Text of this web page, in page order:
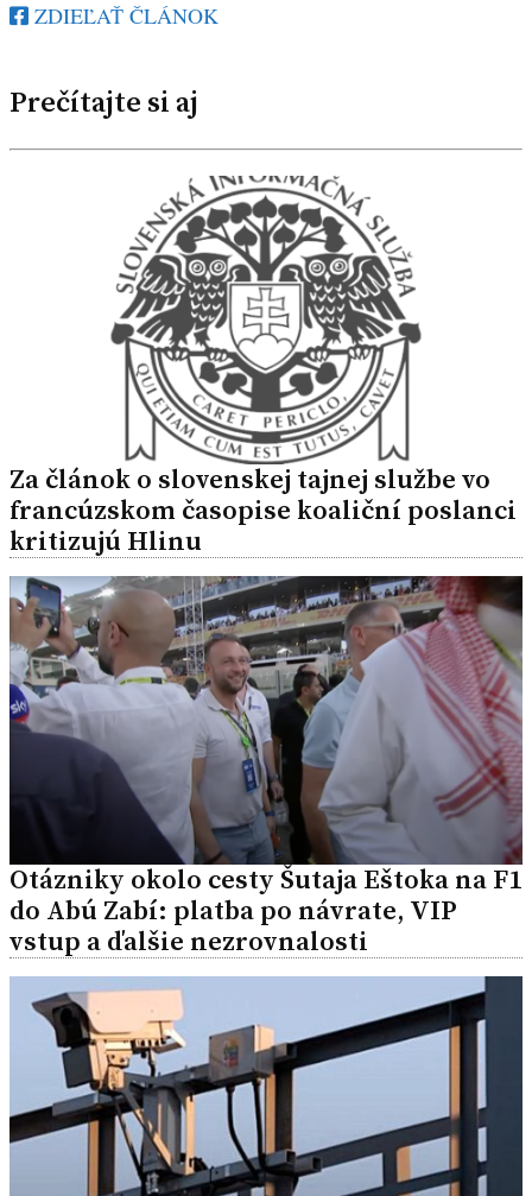
ZDIEĽAŤ ČLÁNOK
Prečítajte si aj
Za článok o slovenskej tajnej službe vo
francúzskom časopise koaliční poslanci
kritizujú Hlinu
Otázniky okolo cesty Šutaja Eštoka na F1
do Abú Zabí: platba po návrate, VIP
vstup a ďalšie nezrovnalosti